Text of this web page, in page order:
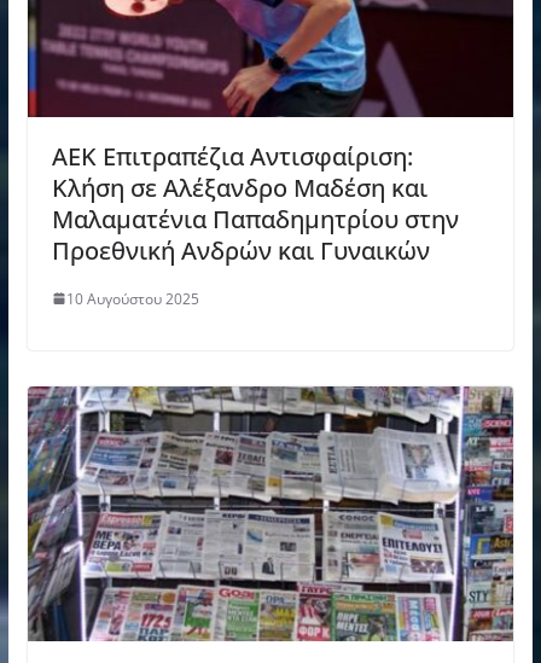
ΑΕΚ Επιτραπέζια Αντισφαίριση:
Κλήση σε Αλέξανδρο Μαδέση και
Μαλαματένια Παπαδημητρίου στην
Προεθνική Ανδρών και Γυναικών
10 Αυγούστου 2025